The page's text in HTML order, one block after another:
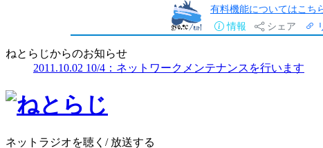
有料機能についてはこち
情報
シェア